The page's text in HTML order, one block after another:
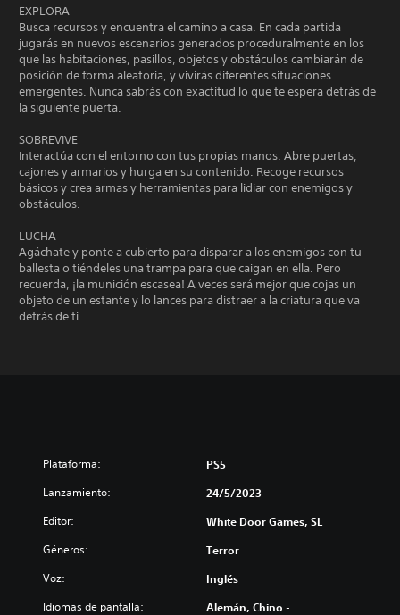
EXPLORA
Busca recursos y encuentra el camino a casa. En cada partida
jugarás en nuevos escenarios generados proceduralmente en los
que las habitaciones, pasillos, objetos y obstáculos cambiarán de
posición de forma aleatoria, y vivirás diferentes situaciones
emergentes. Nunca sabrás con exactitud lo que te espera detrás de
la siguiente puerta.
SOBREVIVE
Interactúa con el entorno con tus propias manos. Abre puertas,
cajones y armarios y hurga en su contenido. Recoge recursos
básicos y crea armas y herramientas para lidiar con enemigos y
obstáculos.
LUCHA
Agáchate y ponte a cubierto para disparar a los enemigos con tu
ballesta o tiéndeles una trampa para que caigan en ella. Pero
recuerda, ¡la munición escasea! A veces será mejor que cojas un
objeto de un estante y lo lances para distraer a la criatura que va
detrás de ti.
Plataforma: PS5
Lanzamiento: 24/5/2023
Editor: White Door Games, SL
Géneros: Terror
Voz: Inglés
Idiomas de pantalla:
Alemán, Chino -